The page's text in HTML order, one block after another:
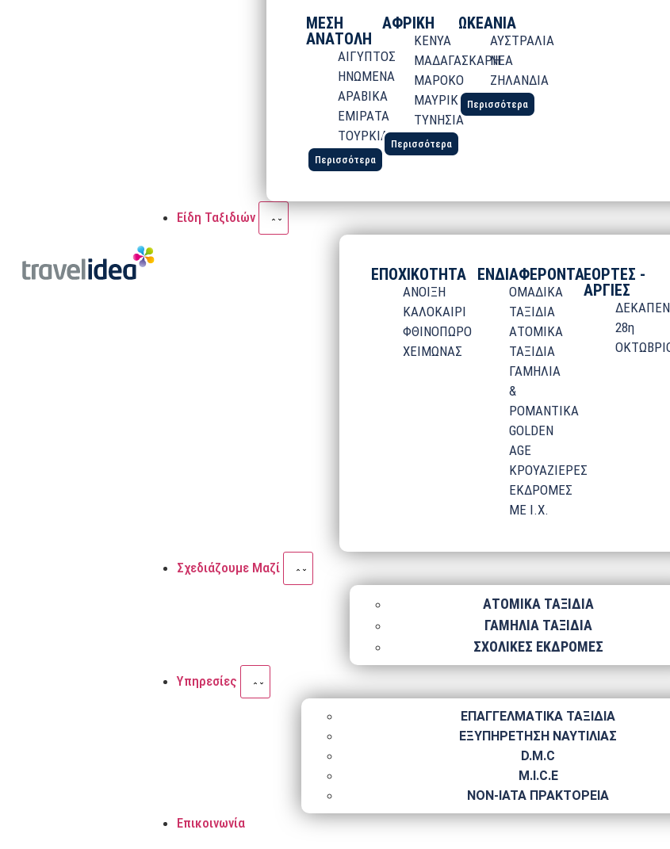
ΜΕΣΗ
ΑΝΑΤΟΛΗ
ΑΙΓΥΠΤΟΣ
ΗΝΩΜΕΝΑ
ΑΡΑΒΙΚΑ
ΕΜΙΡΑΤΑ
ΤΟΥΡΚΙΑ
Περισσότερα
ΑΦΡΙΚΗ
ΚΕΝΥΑ
ΜΑΔΑΓΑΣΚΑΡΗ
ΜΑΡΟΚΟ
ΜΑΥΡΙΚΙΟΣ
ΤΥΝΗΣΙΑ
Περισσότερα
ΩΚΕΑΝΙΑ
ΑΥΣΤΡΑΛΙΑ
ΝΕΑ
ΖΗΛΑΝΔΙΑ
Περισσότερα
Είδη Ταξιδιών
ΕΠΟΧΙΚΟΤΗΤΑ
ΑΝΟΙΞΗ
ΚΑΛΟΚΑΙΡΙ
ΦΘΙΝΟΠΩΡΟ
ΧΕΙΜΩΝΑΣ
ΕΝΔΙΑΦΕΡΟΝΤΑ
ΟΜΑΔΙΚΑ
ΤΑΞΙΔΙΑ
ΑΤΟΜΙΚΑ
ΤΑΞΙΔΙΑ
ΓΑΜΗΛΙΑ
&
ΡΟΜΑΝΤΙΚΑ
GOLDEN
AGE
ΚΡΟΥΑΖΙΕΡΕΣ
ΕΚΔΡΟΜΕΣ
ΜΕ Ι.Χ.
ΕΟΡΤΕΣ -
ΑΡΓΙΕΣ
28η
Σχεδιάζουμε Μαζί
ΑΤΟΜΙΚΑ ΤΑΞΙΔΙΑ
ΓΑΜΗΛΙΑ ΤΑΞΙΔΙΑ
ΣΧΟΛΙΚΕΣ ΕΚΔΡΟΜΕΣ
Υπηρεσίες
ΕΠΑΓΓΕΛΜΑΤΙΚΑ ΤΑΞΙΔΙΑ
ΕΞΥΠΗΡΕΤΗΣΗ ΝΑΥΤΙΛΙΑΣ
D.M.C
M.I.C.E
NΟΝ-IATA ΠΡΑΚΤΟΡΕΙΑ
Επικοινωνία